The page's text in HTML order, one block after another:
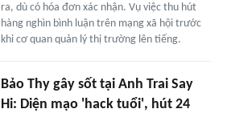
ra, dù có hóa đơn xác nhận. Vụ việc thu hút
hàng nghìn bình luận trên mạng xã hội trước
khi cơ quan quản lý thị trường lên tiếng.
Bảo Thy gây sốt tại Anh Trai Say
Hi: Diện mạo 'hack tuổi', hút 24